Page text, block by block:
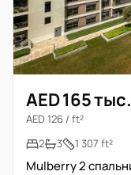
AED 165 тыс.
AED 126 / ft²
2
3 1 307 ft²